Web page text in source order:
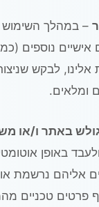
– במהלך השימוש
אישיים נוספים
לבקש
ומלאים.
באתר ו/או
באופן
אליהם נרשמת
פרטים טכניים